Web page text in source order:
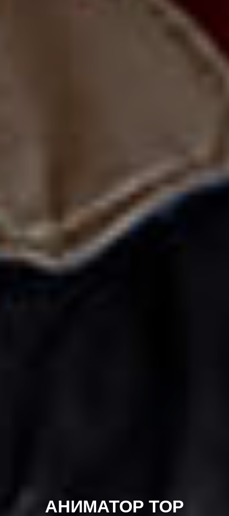
АНИМАТОР ТОР